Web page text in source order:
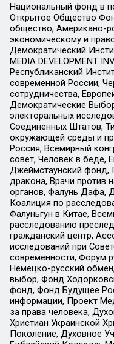
Национальный фонд в
Открытое Общество
общество, Американо-
экономическому и
Демократический
MEDIA DEVELOPMENT
Республиканский
современной России,
сотрудничества,
Демократические
электоральных
Соединенных Штатов,
окружающей среды и
Россия, Всемирный
совет, Человек в беде,
Джеймстаунский фонд,
дракона, Врачи против
органов, Фалунь Дафа,
Коалиция по
Фалуньгун в Китае,
расследованию
гражданский центр,
исследований при
современности, Форум
Немецко-русский
выбор, Фонд
фонд, Фонд Будущее
информации, Проект
за права человека,
Христиан Украинской
Поколение, Духовное